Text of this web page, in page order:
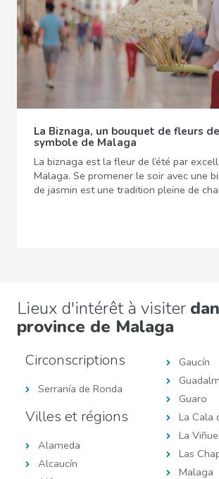
La Biznaga, un bouquet de fleurs
symbole de Malaga
La biznaga est la fleur de l’été par
Malaga. Se promener le soir avec une
de jasmin est une tradition pleine de
Lieux d'intérêt à visiter
province de Malaga
Circonscriptions
Serranía de Ronda
Villes et régions
Alameda
Alcaucín
Gaucín
Guaro
La Cala
La
Las
Malaga